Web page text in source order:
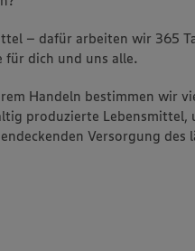
– dafür arbeiten wir 365
für dich und uns alle.
Handeln bestimmen wir
produzierte Lebensmittel,
Versorgung des